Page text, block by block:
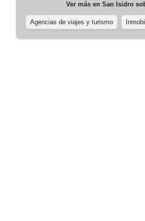
Ver más en San Isidro
Agencias de viajes y turismo